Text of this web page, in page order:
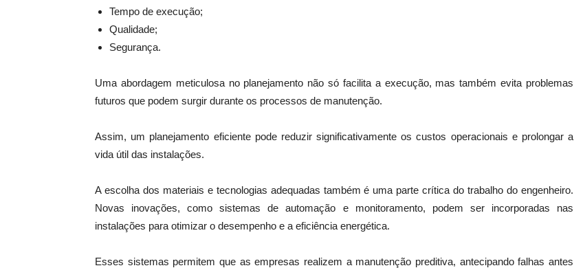
Tempo de execução;
Qualidade;
Segurança.
Uma abordagem meticulosa no planejamento não só facilita a execução, mas também evita problemas
futuros que podem surgir durante os processos de manutenção.
Assim, um planejamento eficiente pode reduzir significativamente os custos operacionais e prolongar a
vida útil das instalações.
A escolha dos materiais e tecnologias adequadas também é uma parte crítica do trabalho do engenheiro.
Novas inovações, como sistemas de automação e monitoramento, podem ser incorporadas nas
instalações para otimizar o desempenho e a eficiência energética.
Esses sistemas permitem que as empresas realizem a manutenção preditiva, antecipando falhas antes